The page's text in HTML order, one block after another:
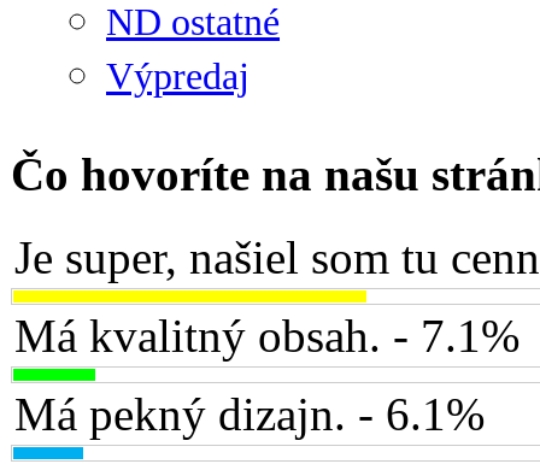
ND ostatné
Výpredaj
Čo hovoríte na našu
Je super, našiel som tu
Má kvalitný obsah. - 7.1%
Má pekný dizajn. - 6.1%